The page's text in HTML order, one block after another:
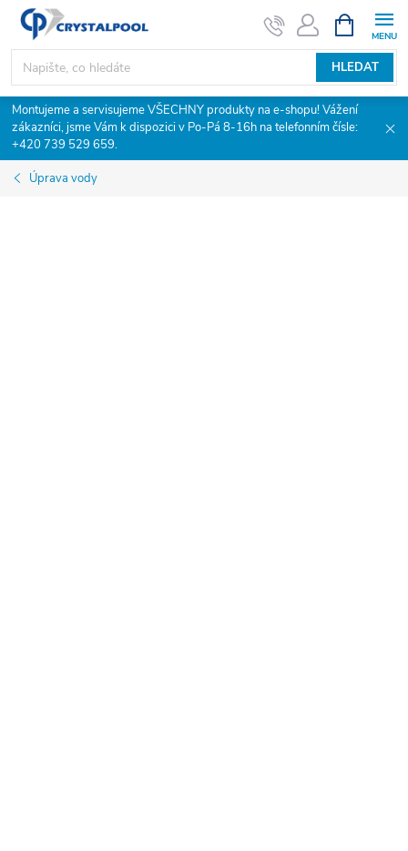
Přejít
obsah
HLEDAT
NÁKUPNÍ
KOŠÍK
Montujeme a servisujeme VŠECHNY produkty na e-shopu! Vážení
zákazníci, jsme Vám k dispozici v Po-Pá 8-16h na telefonním čísle:
+420 739 529 659.
Úprava vody